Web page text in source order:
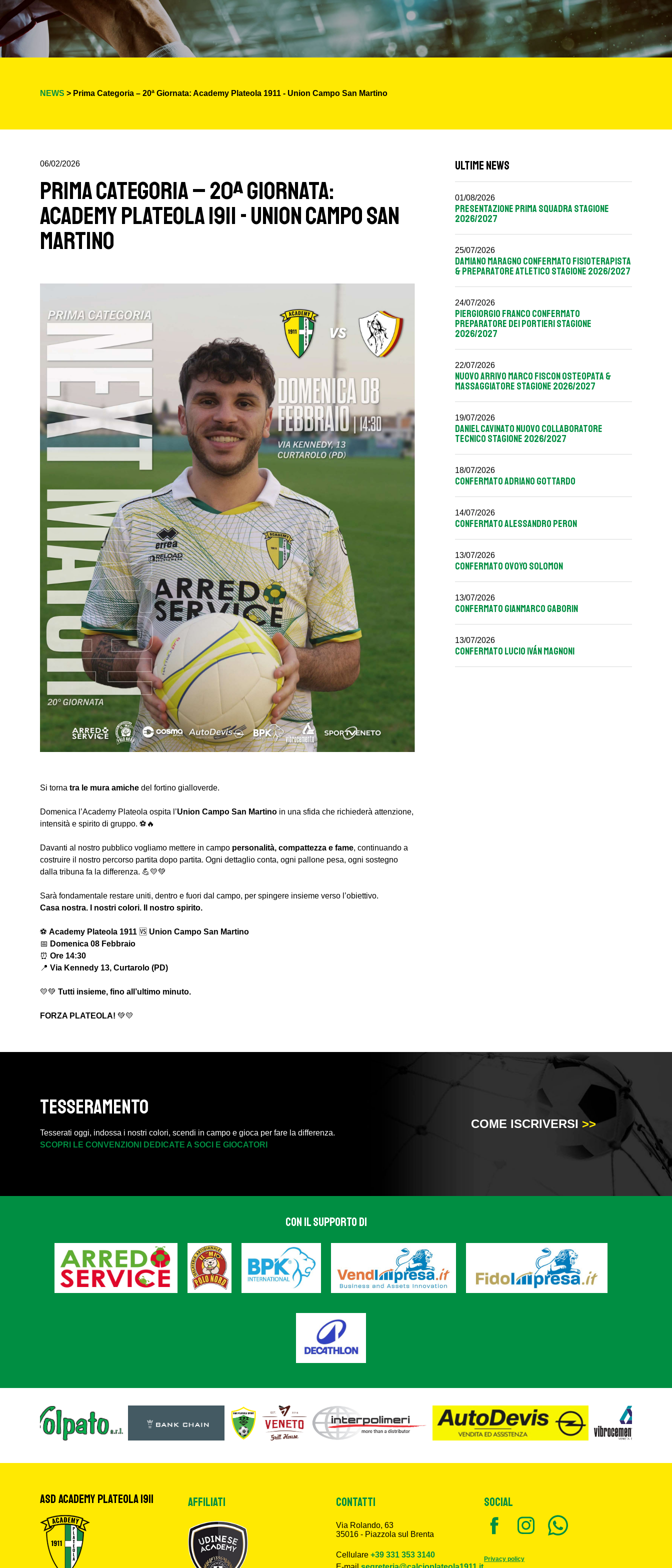
NEWS > Prima Categoria – 20ª Giornata: Academy Plateola 1911 - Union Campo San Martino
06/02/2026
Prima Categoria – 20ª Giornata:
Academy Plateola 1911 - Union Campo San
Martino
Si torna tra le mura amiche del fortino gialloverde.
Domenica l’Academy Plateola ospita l’Union Campo San Martino in una sfida che richiederà attenzione,
intensità e spirito di gruppo. ⚽🔥
Davanti al nostro pubblico vogliamo mettere in campo personalità, compattezza e fame, continuando a
costruire il nostro percorso partita dopo partita. Ogni dettaglio conta, ogni pallone pesa, ogni sostegno
dalla tribuna fa la differenza. 💪💛💚
Sarà fondamentale restare uniti, dentro e fuori dal campo, per spingere insieme verso l’obiettivo.
Casa nostra. I nostri colori. Il nostro spirito.
⚽ Academy Plateola 1911 🆚 Union Campo San Martino
📅 Domenica 08 Febbraio
⏰ Ore 14:30
📍 Via Kennedy 13, Curtarolo (PD)
💛💚 Tutti insieme, fino all’ultimo minuto.
FORZA PLATEOLA! 💚💛
ULTIME NEWS
01/08/2026
PRESENTAZIONE PRIMA SQUADRA STAGIONE
2026/2027
25/07/2026
DAMIANO MARAGNO CONFERMATO FISIOTERAPISTA
& PREPARATORE ATLETICO STAGIONE 2026/2027
24/07/2026
PIERGIORGIO FRANCO CONFERMATO
PREPARATORE DEI PORTIERI STAGIONE
2026/2027
22/07/2026
NUOVO ARRIVO MARCO FISCON OSTEOPATA &
MASSAGGIATORE STAGIONE 2026/2027
19/07/2026
DANIEL CAVINATO NUOVO COLLABORATORE
TECNICO STAGIONE 2026/2027
18/07/2026
CONFERMATO ADRIANO GOTTARDO
14/07/2026
CONFERMATO ALESSANDRO PERON
13/07/2026
CONFERMATO OVOYO SOLOMON
13/07/2026
CONFERMATO GIANMARCO GABORIN
13/07/2026
CONFERMATO LUCIO IVÁN MAGNONI
TESSERAMENTO
Tesserati oggi, indossa i nostri colori, scendi in campo e gioca per fare la differenza.
SCOPRI LE CONVENZIONI DEDICATE A SOCI E GIOCATORI
COME ISCRIVERSI >>
CON IL SUPPORTO DI
ASD Academy Plateola 1911 Affiliati CONTATTI
Via Rolando, 63
35016 - Piazzola sul Brenta
Cellulare +39 331 353 3140
SOCIAL
Privacy policy